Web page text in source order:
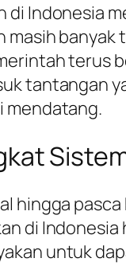
di Indonesia
masih
terus
tantangan
mendatang.
hingga
di
untuk